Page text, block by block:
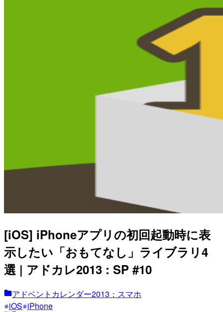
[iOS] iPhoneアプリの初回起動時に表
示したい「おもてなし」ライブラリ4
選 | アドカレ2013 : SP #10
アドベントカレンダー2013：スマホ
iOS iPhone